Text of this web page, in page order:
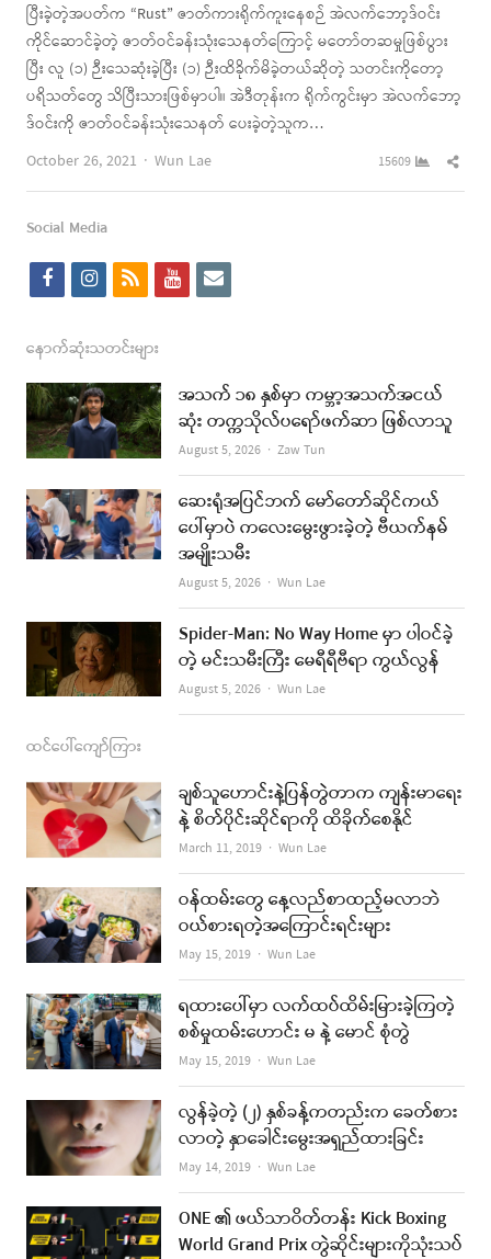
ပြီးခဲ့တဲ့အပတ်က “Rust” ဇာတ်ကားရိုက်ကူးနေစဉ် အဲလက်ဘော့ဒ်ဝင်း
ကိုင်ဆောင်ခဲ့တဲ့ ဇာတ်ဝင်ခန်းသုံးသေနတ်ကြောင့် မတော်တဆမှုဖြစ်ပွား
ပြီး လူ (၁) ဉီးသေဆုံးခဲ့ပြီး (၁) ဉီးထိခိုက်မိခဲ့တယ်ဆိုတဲ့ သတင်းကိုတော့
ပရိသတ်တွေ သိပြီးသားဖြစ်မှာပါ။ အဲဒီတုန်းက ရိုက်ကွင်းမှာ အဲလက်ဘော့
ဒ်ဝင်းကို ဇာတ်ဝင်ခန်းသုံးသေနတ် ပေးခဲ့တဲ့သူက…
October 26, 2021
Author
Wun Lae 15609
Social Media
f
c
e
b
o
o
k
i
s
t
a
g
r
a
m
r
s
y
t
u
b
e
i
l
နောက်ဆုံးသတင်းများ
အသက် ၁၈ နှစ်မှာ ကမ္ဘာ့အသက်အငယ်
ဆုံး တက္ကသိုလ်ပရော်ဖက်ဆာ ဖြစ်လာသူ
August 5, 2026 Author
Zaw Tun
ဆေးရုံအပြင်ဘက် မော်တော်ဆိုင်ကယ်
ပေါ်မှာပဲ ကလေးမွေးဖွားခဲ့တဲ့ ဗီယက်နမ်
အမျိုးသမီး
August 5, 2026 Author
Wun Lae
Spider-Man: No Way Home မှာ ပါဝင်ခဲ့
တဲ့ မင်းသမီးကြီး မေရီရီဗီရာ ကွယ်လွန်
August 5, 2026 Author
Wun Lae
ထင်ပေါ်ကျော်ကြား
ချစ်သူဟောင်းနဲ့ပြန်တွဲတာက ကျန်းမာရေး
နဲ့ စိတ်ပိုင်းဆိုင်ရာကို ထိခိုက်စေနိုင်
March 11, 2019 Author
Wun Lae
ဝန်ထမ်းတွေ နေ့လည်စာထည့်မလာဘဲ
ဝယ်စားရတဲ့အကြောင်းရင်းများ
May 15, 2019 Author
Wun Lae
ရထားပေါ်မှာ လက်ထပ်ထိမ်းမြားခဲ့ကြတဲ့
စစ်မှုထမ်းဟောင်း မ နဲ့ မောင် စုံတွဲ
May 15, 2019 Author
Wun Lae
လွန်ခဲ့တဲ့ (၂) နှစ်ခန့်ကတည်းက ခေတ်စား
လာတဲ့ နှာခေါင်းမွေးအရှည်ထားခြင်း
May 14, 2019 Author
Wun Lae
ONE ၏ ဖယ်သာဝိတ်တန်း Kick Boxing
World Grand Prix တွဲဆိုင်းများကိုသုံးသပ်